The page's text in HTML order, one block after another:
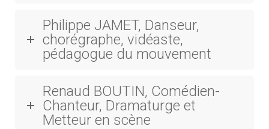
Philippe JAMET, Danseur,
chorégraphe, vidéaste,
pédagogue du mouvement
Renaud BOUTIN, Comédien-
Chanteur, Dramaturge et
Metteur en scène